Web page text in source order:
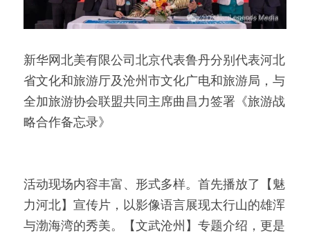
新华网北美有限公司北京代表鲁丹分别代表河北
省文化和旅游厅及沧州市文化广电和旅游局，与
全加旅游协会联盟共同主席曲昌力签署《旅游战
略合作备忘录》
活动现场内容丰富、形式多样。首先播放了【魅
力河北】宣传片，以影像语言展现太行山的雄浑
与渤海湾的秀美。【文武沧州】专题介绍，更是